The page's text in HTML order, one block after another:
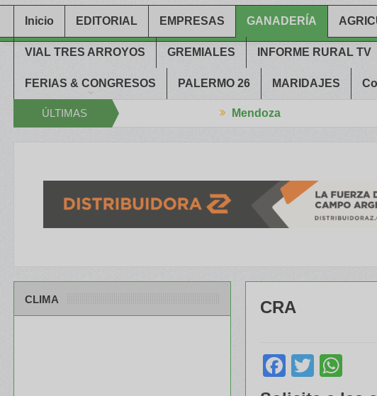
Inicio EDITORIAL EMPRESAS GANADERÍA
VIAL TRES ARROYOS GREMIALES INFORME RURAL TV
FERIAS & CONGRESOS PALERMO 26 MARIDAJES
ÚLTIMAS
CRA
Facebook
Twitter
CLIMA